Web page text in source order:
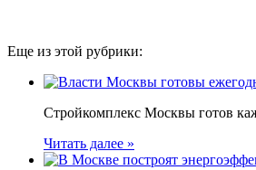
Еще из этой рубрики:
Стройкомплекс Москвы готов
Читать далее »